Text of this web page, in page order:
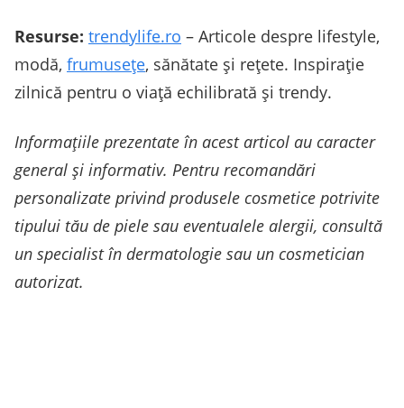
Resurse: trendylife.ro – Articole despre lifestyle,
modă, frumusețe, sănătate și rețete. Inspirație
zilnică pentru o viață echilibrată și trendy.
Informațiile prezentate în acest articol au caracter
general și informativ. Pentru recomandări
personalizate privind produsele cosmetice potrivite
tipului tău de piele sau eventualele alergii, consultă
un specialist în dermatologie sau un cosmetician
autorizat.